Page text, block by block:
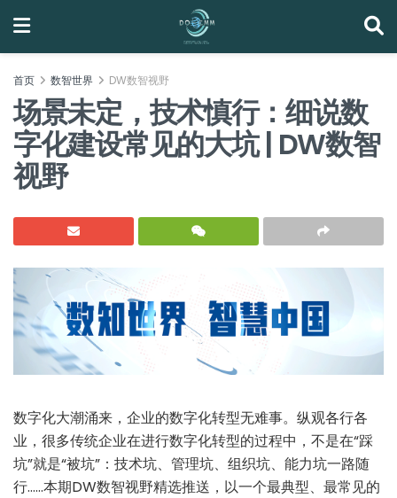
首页 数智世界 DW数智视野
场景未定，技术慎行：细说数
字化建设常见的大坑 | DW数智
视野
数字化大潮涌来，企业的数字化转型无难事。纵观各行各
业，很多传统企业在进行数字化转型的过程中，不是在“踩
坑”就是“被坑”：技术坑、管理坑、组织坑、能力坑一路随
行……本期DW数智视野精选推送，以一个最典型、最常见的